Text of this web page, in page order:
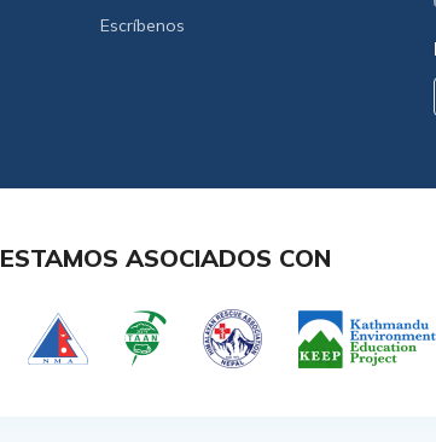
Escríbenos
ESTAMOS ASOCIADOS CON